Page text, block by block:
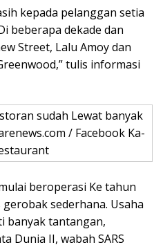
kepada pelanggan setia
beberapa dekade dan
Street, Lalu Amoy dan
tulis informasi
sudah Lewat banyak
/ Facebook Ka-
beroperasi Ke tahun
sederhana. Usaha
banyak tantangan,
Dunia II, wabah SARS